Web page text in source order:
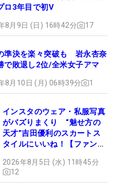
ロ3年目で初V
8月9日 (日) 16時42分 17
準決を楽々突破も 岩永杏奈
で敗退し2位/全米女子アマ
8月10日 (月) 06時39分 1
インスタのウェア・私服写真
がバズりまくり “魅せ方の
天才”吉田優利のスカートス
タイルにいいね！【ファンが
2026年8月5日 (水) 11時45分
12